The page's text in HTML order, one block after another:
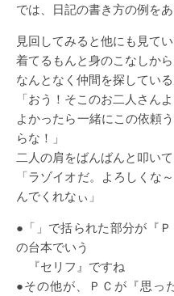
では、日記の書き方の例をあ
見回してみると他にも見て
着てるもんと身のこなしから
なんとなく仲間を探している
「おう！そこのお二人さんよ
よかったら一緒にこの依頼
らな！」
二人の肩をばんばんと叩いて
「ラゾイオだ。よろしくな
んでくれなぃ」
●「」で括られた部分が『
の台本でいう
『セリフ』ですね
●その他が、ＰＣが『思っ